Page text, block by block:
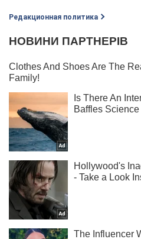
Редакционная политика